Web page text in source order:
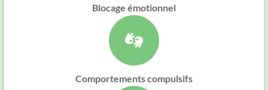
Blocage émotionnel
Comportements compulsifs